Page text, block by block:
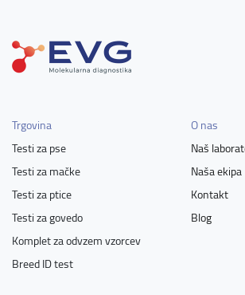
Trgovina
Testi za pse
Testi za mačke
Testi za ptice
Testi za govedo
Komplet za odvzem vzorcev
Breed ID test
O nas
Naš
Naša ekipa
Kontakt
Blog